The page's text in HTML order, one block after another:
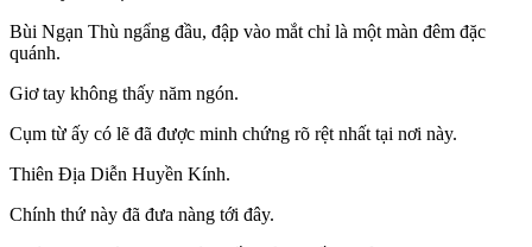
Bùi Ngạn Thù ngẩng đầu, đập vào mắt chỉ là một màn đêm đặc
quánh.
Giơ tay không thấy năm ngón.
Cụm từ ấy có lẽ đã được minh chứng rõ rệt nhất tại nơi này.
Thiên Địa Diễn Huyền Kính.
Chính thứ này đã đưa nàng tới đây.